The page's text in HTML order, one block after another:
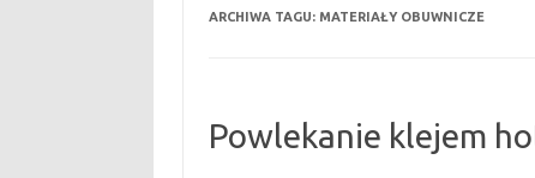
ARCHIWA TAGU: MATERIAŁY OBUWNICZE
Powlekanie klejem